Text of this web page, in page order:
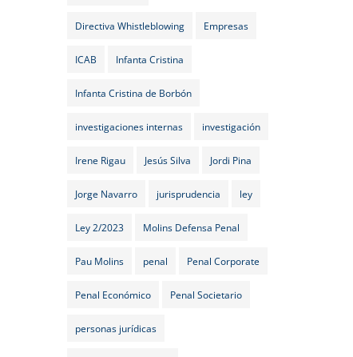
Directiva Whistleblowing Empresas
ICAB Infanta Cristina
Infanta Cristina de Borbón
investigaciones internas investigación
Irene Rigau Jesús Silva Jordi Pina
Jorge Navarro jurisprudencia ley
Ley 2/2023 Molins Defensa Penal
Pau Molins penal Penal Corporate
Penal Económico Penal Societario
personas jurídicas